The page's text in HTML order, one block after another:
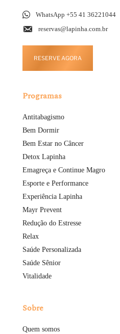
WhatsApp +55 41 36221044
reservas@lapinha.com.br
RESERVE AGORA
Programas
Antitabagismo
Bem Dormir
Bem Estar no Câncer
Detox Lapinha
Emagreça e Continue Magro
Esporte e Performance
Experiência Lapinha
Mayr Prevent
Redução do Estresse
Relax
Saúde Personalizada
Saúde Sênior
Vitalidade
Sobre
Quem somos